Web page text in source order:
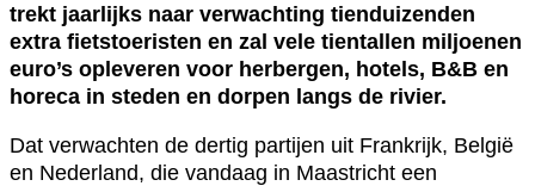
trekt jaarlijks naar verwachting tienduizenden
extra fietstoeristen en zal vele tientallen miljoenen
euro’s opleveren voor herbergen, hotels, B&B en
horeca in steden en dorpen langs de rivier.
Dat verwachten de dertig partijen uit Frankrijk, België
en Nederland, die vandaag in Maastricht een